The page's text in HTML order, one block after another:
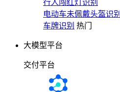
行人闯红灯识别
电动车未佩戴头盔识别
车牌识别 热门
大模型平台
交付平台